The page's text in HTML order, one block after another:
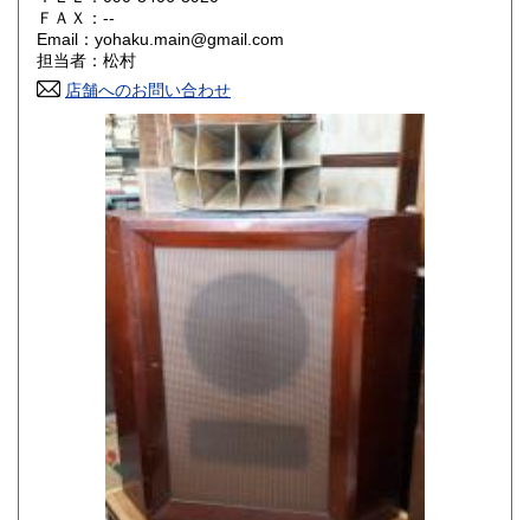
香川県 600円
高知県 600円
600円 長崎県
600円 大分県
600円 鹿児島県
ＦＡＸ：--
Email：yohaku.main@gmail.com
担当者：松村
店舗へのお問い合わせ